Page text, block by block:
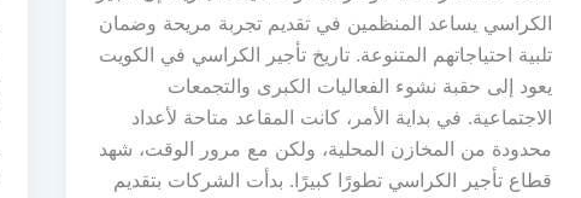
الكراسي يساعد المنظمين في تقديم تجربة مريحة وضمان
تلبية احتياجاتهم المتنوعة. تاريخ تأجير الكراسي في الكويت
يعود إلى حقبة نشوء الفعاليات الكبرى والتجمعات
الاجتماعية. في بداية الأمر، كانت المقاعد متاحة لأعداد
محدودة من المخازن المحلية، ولكن مع مرور الوقت، شهد
قطاع تأجير الكراسي تطورًا كبيرًا. بدأت الشركات بتقديم